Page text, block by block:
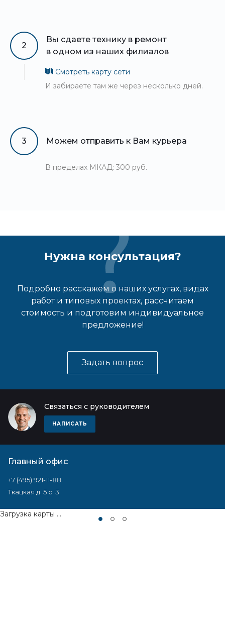
2
Вы сдаете технику в ремонт
в одном из наших филиалов
Смотреть карту сети
И забираете там же через несколько дней.
3 Можем отправить к Вам курьера
В пределах МКАД: 300 руб.
Нужна консультация?
Подробно расскажем о наших услугах, видах
работ и типовых проектах, рассчитаем
стоимость и подготовим индивидуальное
предложение!
Задать вопрос
Связаться с руководителем
НАПИСАТЬ
Главный офис
+7 (495) 921-11-88
Ткацкая д. 5 с. 3
Загрузка карты ...